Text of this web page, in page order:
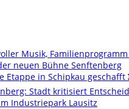
Musik,
neuen Bühne Senftenberg
Etappe in Schipkau
Stadt kritisiert
Industriepark Lausitz